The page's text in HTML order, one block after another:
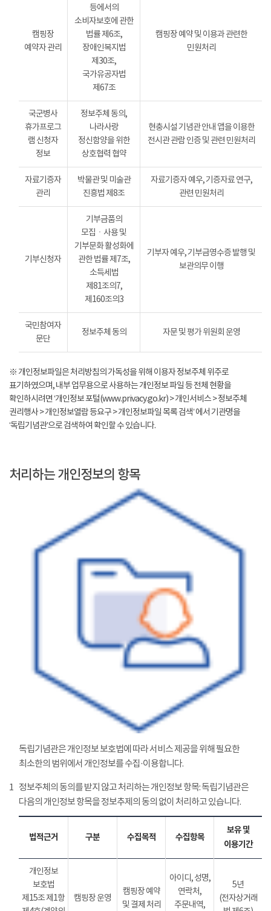
캠핑장
예약자 관리
등에서의
소비자보호에 관한
법률 제6조,
장애인복지법
제30조,
국가유공자법
제67조
캠핑장 예약 및 이용과 관련한
민원처리
국군병사
휴가프로그
램 신청자
정보
정보주체 동의,
나라사랑
정신함양을 위한
상호협력 협약
현충시설 기념관 안내 앱을 이용한
전시관 관람 인증 및 관련 민원처리
자료기증자
관리
박물관 및 미술관
진흥법 제8조
자료기증자 예우, 기증자료 연구,
관련 민원처리
기부신청자
기부금품의
모집ㆍ사용 및
기부문화 활성화에
관한 법률 제7조,
소득세법
제81조의7,
제160조의3
기부자 예우, 기부금영수증 발행 및
보관의무 이행
국민참여자
문단
정보주체 동의 자문 및 평가 위원회 운영
※ 개인정보파일은 처리방침의 가독성을 위해 이용자 정보주체 위주로
표기하였으며, 내부 업무용으로 사용하는 개인정보 파일 등 전체 현황을
확인하시려면 ‘개인정보 포털(www.privacy.go.kr) > 개인서비스 > 정보주체
권리행사 > 개인정보열람 등요구 > 개인정보파일 목록 검색’ 에서 기관명을
‘독립기념관’으로 검색하여 확인할 수 있습니다.
처리하는 개인정보의 항목
독립기념관은 개인정보 보호법에 따라 서비스 제공을 위해 필요한
최소한의 범위에서 개인정보를 수집·이용합니다.
1 정보주체의 동의를 받지 않고 처리하는 개인정보 항목: 독립기념관은
다음의 개인정보 항목을 정보추제의 동의 없이 처리하고 있습니다.
법적근거 구분 수집목적 수집항목
보유 및
이용기간
개인정보
보호법
제15조 제1항
캠핑장 운영
캠핑장 예약
및 결제 처리
아이디, 성명,
연락처,
주문내역,
5년
(전자상거래